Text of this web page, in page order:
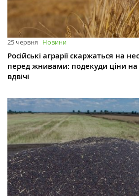
25 червня Новини
Російські аграрії скаржаться на
перед жнивами: подекуди ціни на
вдвічі